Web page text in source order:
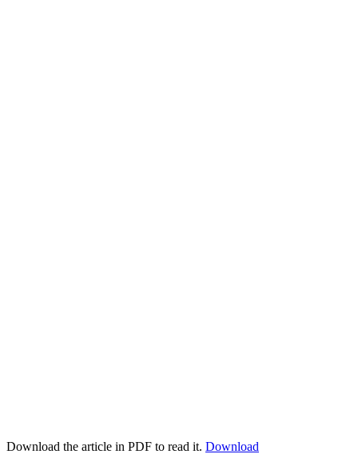
Download the article in PDF to read it. Download